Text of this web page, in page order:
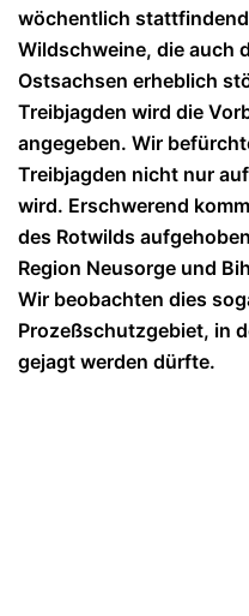
wöchentlich
Wildschweine, die auch
Ostsachsen erheblich
Treibjagden wird die
angegeben. Wir
Treibjagden nicht nur
wird. Erschwerend
des Rotwilds
Region Neusorge und
Wir beobachten dies
Prozeßschutzgebiet, in
gejagt werden dürfte.